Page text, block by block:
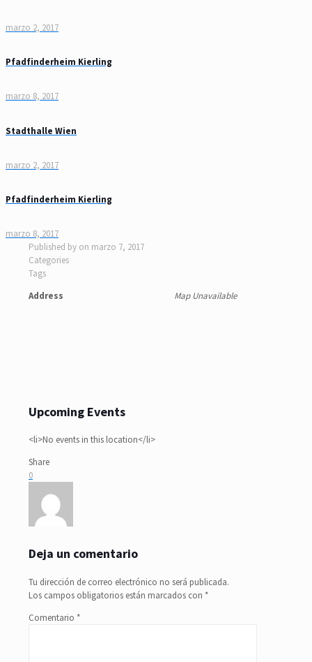
marzo 2, 2017
Pfadfinderheim Kierling
marzo 8, 2017
Stadthalle Wien
marzo 2, 2017
Pfadfinderheim Kierling
marzo 8, 2017
Published by on marzo 7, 2017
Categories
Tags
Map Unavailable
Address
Upcoming Events
<li>No events in this location</li>
Share
0
Deja un comentario
Tu dirección de correo electrónico no será publicada.
Los campos obligatorios están marcados con *
Comentario *